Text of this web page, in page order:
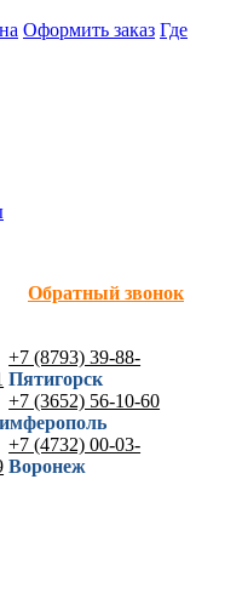
Оформить заказ Где
Обратный звонок
+7 (8793) 39-88-
Пятигорск
+7 (3652) 56-10-60
+7 (4732) 00-03-
Воронеж